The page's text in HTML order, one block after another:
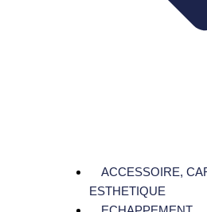
ACCESSOIRE,
ESTHETIQUE